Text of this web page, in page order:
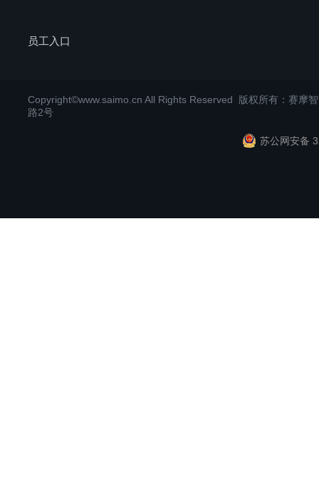
员工入口
Copyright©www.saimo.cn All Rights Reserved 版权所有：赛摩
路2号
苏公网安备